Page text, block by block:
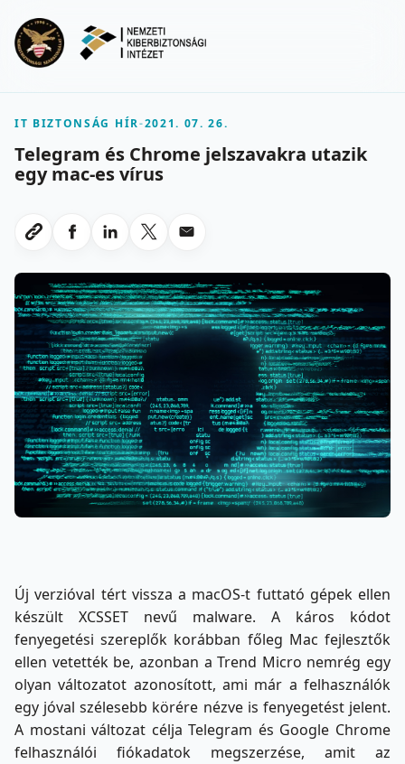
IT BIZTONSÁG HÍR-2021. 07. 26.
Telegram és Chrome jelszavakra utazik
egy mac-es vírus
Link masolasa
Megosztas Facebookon
Megosztas LinkedInen
Megosztas X-en
Megosztas emailben
Új verzióval tért vissza a macOS-t futtató gépek ellen
készült XCSSET nevű malware. A káros kódot
fenyegetési szereplők korábban főleg Mac fejlesztők
ellen vetették be, azonban a Trend Micro nemrég egy
olyan változatot azonosított, ami már a felhasználók
egy jóval szélesebb körére nézve is fenyegetést jelent.
A mostani változat célja Telegram és Google Chrome
felhasználói fiókadatok megszerzése, amit az